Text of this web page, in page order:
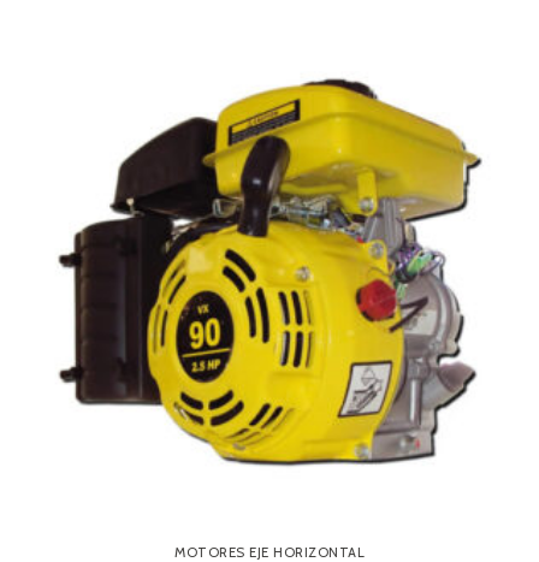
MOTORES EJE HORIZONTAL